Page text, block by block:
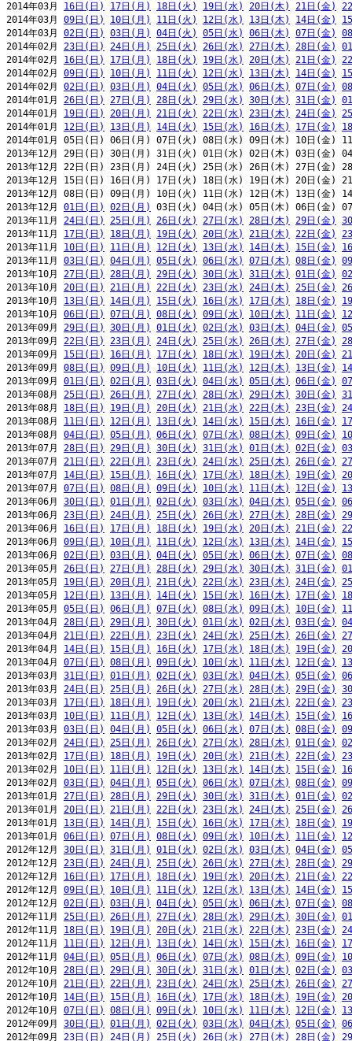
2014年03月 16日(日) 17日(月) 18日(火) 19日(水) 20日(木) 21日(金)
2014年03月 09日(日) 10日(月) 11日(火) 12日(水) 13日(木) 14日(金)
2014年03月 02日(日) 03日(月) 04日(火) 05日(水) 06日(木) 07日(金)
2014年02月 23日(日) 24日(月) 25日(火) 26日(水) 27日(木) 28日(金)
2014年02月 16日(日) 17日(月) 18日(火) 19日(水) 20日(木) 21日(金)
2014年02月 09日(日) 10日(月) 11日(火) 12日(水) 13日(木) 14日(金)
2014年02月 02日(日) 03日(月) 04日(火) 05日(水) 06日(木) 07日(金)
2014年01月 26日(日) 27日(月) 28日(火) 29日(水) 30日(木) 31日(金)
2014年01月 19日(日) 20日(月) 21日(火) 22日(水) 23日(木) 24日(金)
2014年01月 12日(日) 13日(月) 14日(火) 15日(水) 16日(木) 17日(金)
2014年01月 05日(日) 06日(月) 07日(火) 08日(水) 09日(木) 10日(金)
2013年12月 29日(日) 30日(月) 31日(火) 01日(水) 02日(木) 03日(金)
2013年12月 22日(日) 23日(月) 24日(火) 25日(水) 26日(木) 27日(金)
2013年12月 15日(日) 16日(月) 17日(火) 18日(水) 19日(木) 20日(金)
2013年12月 08日(日) 09日(月) 10日(火) 11日(水) 12日(木) 13日(金)
2013年12月 01日(日) 02日(月)
03日(火) 04日(水) 05日(木) 06日(金)
2013年11月 24日(日) 25日(月) 26日(火) 27日(水) 28日(木) 29日(金)
2013年11月 17日(日) 18日(月) 19日(火) 20日(水) 21日(木) 22日(金)
2013年11月 10日(日) 11日(月) 12日(火) 13日(水) 14日(木) 15日(金)
2013年11月 03日(日) 04日(月) 05日(火) 06日(水) 07日(木) 08日(金)
2013年10月 27日(日) 28日(月) 29日(火) 30日(水) 31日(木) 01日(金)
2013年10月 20日(日) 21日(月) 22日(火) 23日(水) 24日(木) 25日(金)
2013年10月 13日(日) 14日(月) 15日(火) 16日(水) 17日(木) 18日(金)
2013年10月 06日(日) 07日(月) 08日(火) 09日(水) 10日(木) 11日(金)
2013年09月 29日(日) 30日(月) 01日(火) 02日(水) 03日(木) 04日(金)
2013年09月 22日(日) 23日(月) 24日(火) 25日(水) 26日(木) 27日(金)
2013年09月 15日(日) 16日(月) 17日(火) 18日(水) 19日(木) 20日(金)
2013年09月 08日(日) 09日(月) 10日(火) 11日(水) 12日(木) 13日(金)
2013年09月 01日(日) 02日(月) 03日(火) 04日(水) 05日(木) 06日(金)
2013年08月 25日(日) 26日(月) 27日(火) 28日(水) 29日(木) 30日(金)
2013年08月 18日(日) 19日(月) 20日(火) 21日(水) 22日(木) 23日(金)
2013年08月 11日(日) 12日(月) 13日(火) 14日(水) 15日(木) 16日(金)
2013年08月 04日(日) 05日(月) 06日(火) 07日(水) 08日(木) 09日(金)
2013年07月 28日(日) 29日(月) 30日(火) 31日(水) 01日(木) 02日(金)
2013年07月 21日(日) 22日(月) 23日(火) 24日(水) 25日(木) 26日(金)
2013年07月 14日(日) 15日(月) 16日(火) 17日(水) 18日(木) 19日(金)
2013年07月 07日(日) 08日(月) 09日(火) 10日(水) 11日(木) 12日(金)
2013年06月 30日(日) 01日(月) 02日(火) 03日(水) 04日(木) 05日(金)
2013年06月 23日(日) 24日(月) 25日(火) 26日(水) 27日(木) 28日(金)
2013年06月 16日(日) 17日(月) 18日(火) 19日(水) 20日(木) 21日(金)
2013年06月 09日(日) 10日(月) 11日(火) 12日(水) 13日(木) 14日(金)
2013年06月 02日(日) 03日(月) 04日(火) 05日(水) 06日(木) 07日(金)
2013年05月 26日(日) 27日(月) 28日(火) 29日(水) 30日(木) 31日(金)
2013年05月 19日(日) 20日(月) 21日(火) 22日(水) 23日(木) 24日(金)
2013年05月 12日(日) 13日(月) 14日(火) 15日(水) 16日(木) 17日(金)
2013年05月 05日(日) 06日(月) 07日(火) 08日(水) 09日(木) 10日(金)
2013年04月 28日(日) 29日(月) 30日(火) 01日(水) 02日(木) 03日(金)
2013年04月 21日(日) 22日(月) 23日(火) 24日(水) 25日(木) 26日(金)
2013年04月 14日(日) 15日(月) 16日(火) 17日(水) 18日(木) 19日(金)
2013年04月 07日(日) 08日(月) 09日(火) 10日(水) 11日(木) 12日(金)
2013年03月 31日(日) 01日(月) 02日(火) 03日(水) 04日(木) 05日(金)
2013年03月 24日(日) 25日(月) 26日(火) 27日(水) 28日(木) 29日(金)
2013年03月 17日(日) 18日(月) 19日(火) 20日(水) 21日(木) 22日(金)
2013年03月 10日(日) 11日(月) 12日(火) 13日(水) 14日(木) 15日(金)
2013年03月 03日(日) 04日(月) 05日(火) 06日(水) 07日(木) 08日(金)
2013年02月 24日(日) 25日(月) 26日(火) 27日(水) 28日(木) 01日(金)
2013年02月 17日(日) 18日(月) 19日(火) 20日(水) 21日(木) 22日(金)
2013年02月 10日(日) 11日(月) 12日(火) 13日(水) 14日(木) 15日(金)
2013年02月 03日(日) 04日(月) 05日(火) 06日(水) 07日(木) 08日(金)
2013年01月 27日(日) 28日(月) 29日(火) 30日(水) 31日(木) 01日(金)
2013年01月 20日(日) 21日(月) 22日(火) 23日(水) 24日(木) 25日(金)
2013年01月 13日(日) 14日(月) 15日(火) 16日(水) 17日(木) 18日(金)
2013年01月 06日(日) 07日(月) 08日(火) 09日(水) 10日(木) 11日(金)
2012年12月 30日(日) 31日(月) 01日(火) 02日(水) 03日(木) 04日(金)
2012年12月 23日(日) 24日(月) 25日(火) 26日(水) 27日(木) 28日(金)
2012年12月 16日(日) 17日(月) 18日(火) 19日(水) 20日(木) 21日(金)
2012年12月 09日(日) 10日(月) 11日(火) 12日(水) 13日(木) 14日(金)
2012年12月 02日(日) 03日(月) 04日(火) 05日(水) 06日(木) 07日(金)
2012年11月 25日(日) 26日(月) 27日(火) 28日(水) 29日(木) 30日(金)
2012年11月 18日(日) 19日(月) 20日(火) 21日(水) 22日(木) 23日(金)
2012年11月 11日(日) 12日(月) 13日(火) 14日(水) 15日(木) 16日(金)
2012年11月 04日(日) 05日(月) 06日(火) 07日(水) 08日(木) 09日(金)
2012年10月 28日(日) 29日(月) 30日(火) 31日(水) 01日(木) 02日(金)
2012年10月 21日(日) 22日(月) 23日(火) 24日(水) 25日(木) 26日(金)
2012年10月 14日(日) 15日(月) 16日(火) 17日(水) 18日(木) 19日(金)
2012年10月 07日(日) 08日(月) 09日(火) 10日(水) 11日(木) 12日(金)
2012年09月 30日(日) 01日(月) 02日(火) 03日(水) 04日(木) 05日(金)
2012年09月 23日(日) 24日(月) 25日(火) 26日(水) 27日(木) 28日(金)